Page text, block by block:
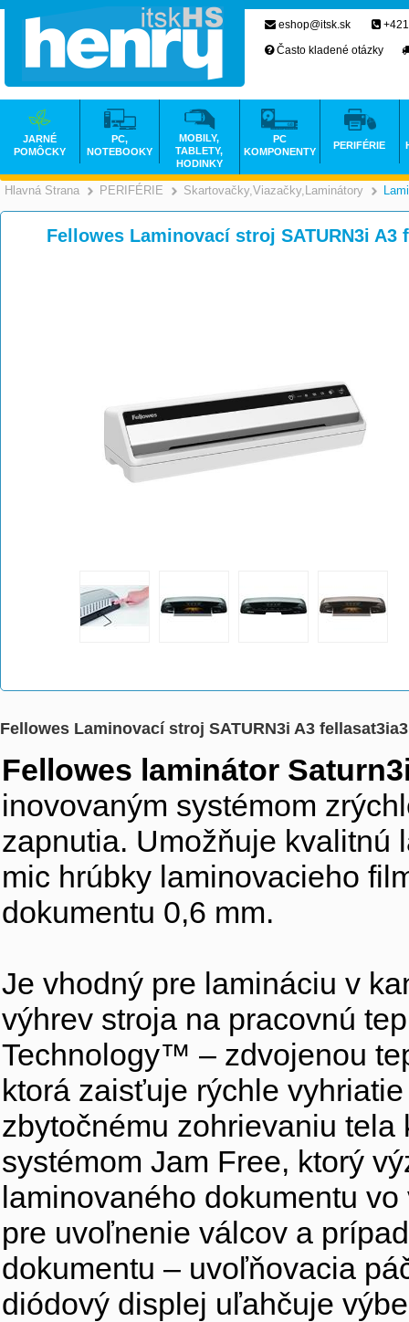
Hlavná Strana >
PERIFÉRIE >
Skartovačky,Viazačky,Laminátory
Fellowes Laminovací stroj SATURN3i A3
Fellowes Laminovací stroj SATURN3i A3 fellasat3ia3
Fellowes laminátor
inovovaným systémom
zapnutia. Umožňuje kvalitnú
mic hrúbky laminovacieho
dokumentu 0,6 mm.
Je vhodný pre lamináciu v
výhrev stroja na pracovnú
Technology™ – zdvojenou
ktorá zaisťuje rýchle
zbytočnému zohrievaniu
systémom Jam Free, ktorý
laminovaného dokumentu
pre uvoľnenie válcov a
dokumentu – uvoľňovacia
diódový displej uľahčuje
eshop@itsk.sk
Často kladené otázky
JARNÉ
POMÔCKY
PC,
NOTEBOOKY
MOBILY,
TABLETY,
HODINKY
PC
KOMPONENTY
PERIFÉRIE